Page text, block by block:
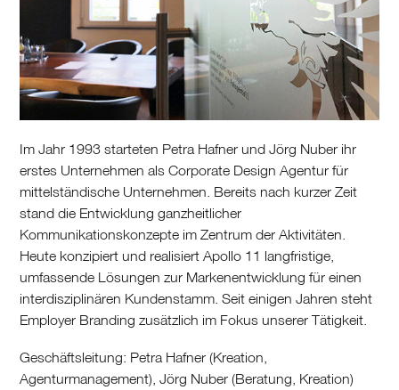
Im Jahr 1993 starteten Petra Hafner und Jörg Nuber ihr
erstes Unternehmen als Corporate Design Agentur für
mittelständische Unternehmen. Bereits nach kurzer Zeit
stand die Entwicklung ganzheitlicher
Kommunikationskonzepte im Zentrum der Aktivitäten.
Heute konzipiert und realisiert Apollo 11 langfristige,
umfassende Lösungen zur Markenentwicklung für einen
interdisziplinären Kundenstamm. Seit einigen Jahren steht
Employer Branding zusätzlich im Fokus unserer Tätigkeit.
Geschäftsleitung: Petra Hafner (Kreation,
Agenturmanagement), Jörg Nuber (Beratung, Kreation)